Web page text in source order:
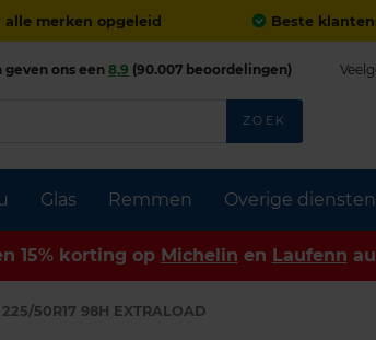
alle merken opgeleid Beste
Glas Remmen Overige diensten
geven ons een8,9 (90.007 beoordelingen)
ZOEK
15% korting op Michelin en Laufenn
225/50R17 98H EXTRALOAD